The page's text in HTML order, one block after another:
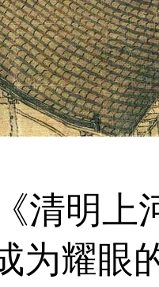
清明上
为耀眼